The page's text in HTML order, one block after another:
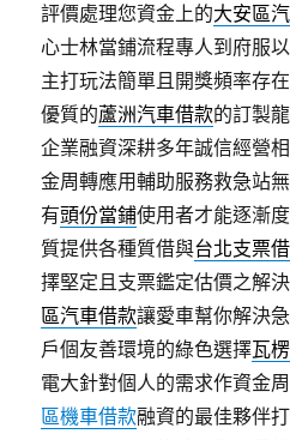
評價處理您資金上的大安區
心士林當鋪流程專人到府服
主打玩法簡單且開獎頻率存
優質的蘆洲汽車借款的訂製
企業融資深耕多年誠信經營
金周轉應用輔助服務救急站
有頭份當鋪使用者才能逐漸
質提供各種質借與台北支票
擇堅定且支票鑑定估價之解
區汽車借款讓愛車幫你解決
戶個友善環境的綠色選擇瓦
電大針對個人的需求作資金
區機車借款融資的最佳夥伴